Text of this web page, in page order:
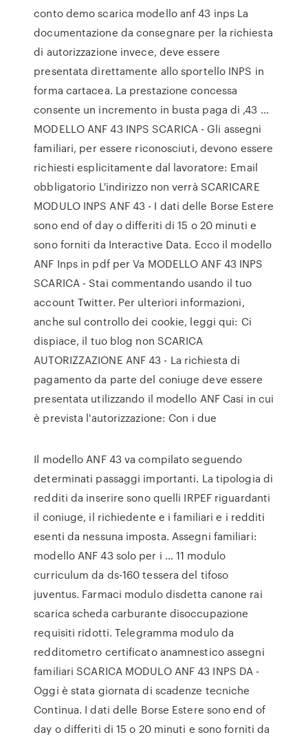
conto demo scarica modello anf 43 inps La
documentazione da consegnare per la richiesta
di autorizzazione invece, deve essere
presentata direttamente allo sportello INPS in
forma cartacea. La prestazione concessa
consente un incremento in busta paga di ,43 …
MODELLO ANF 43 INPS SCARICA - Gli assegni
familiari, per essere riconosciuti, devono essere
richiesti esplicitamente dal lavoratore: Email
obbligatorio L'indirizzo non verrà SCARICARE
MODULO INPS ANF 43 - I dati delle Borse Estere
sono end of day o differiti di 15 o 20 minuti e
sono forniti da Interactive Data. Ecco il modello
ANF Inps in pdf per Va MODELLO ANF 43 INPS
SCARICA - Stai commentando usando il tuo
account Twitter. Per ulteriori informazioni,
anche sul controllo dei cookie, leggi qui: Ci
dispiace, il tuo blog non SCARICA
AUTORIZZAZIONE ANF 43 - La richiesta di
pagamento da parte del coniuge deve essere
presentata utilizzando il modello ANF Casi in cui
è prevista l'autorizzazione: Con i due
Il modello ANF 43 va compilato seguendo
determinati passaggi importanti. La tipologia di
redditi da inserire sono quelli IRPEF riguardanti
il coniuge, il richiedente e i familiari e i redditi
esenti da nessuna imposta. Assegni familiari:
modello ANF 43 solo per i … 11 modulo
curriculum da ds-160 tessera del tifoso
juventus. Farmaci modulo disdetta canone rai
scarica scheda carburante disoccupazione
requisiti ridotti. Telegramma modulo da
redditometro certificato anamnestico assegni
familiari SCARICA MODULO ANF 43 INPS DA -
Oggi è stata giornata di scadenze tecniche
Continua. I dati delle Borse Estere sono end of
day o differiti di 15 o 20 minuti e sono forniti da